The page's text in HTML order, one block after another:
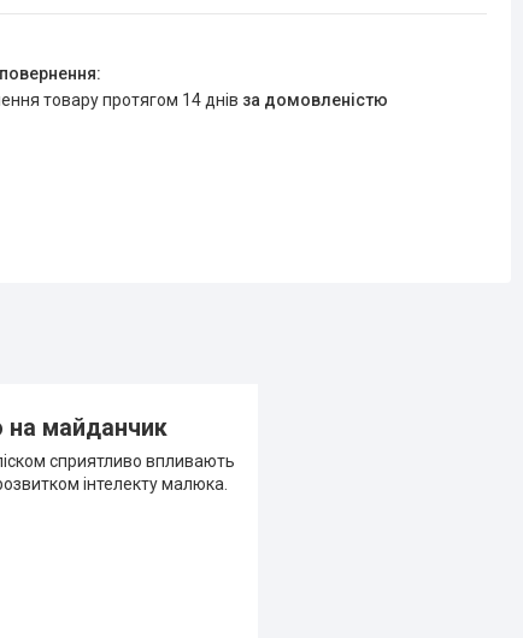
товару протягом 14 днів за домовленістю
на майданчик
сприятливо впливають
інтелекту малюка.